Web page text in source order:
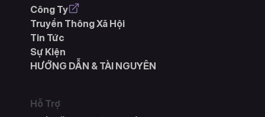
Công Ty
Truyền Thông Xã Hội
Tin Tức
Sự Kiện
HƯỚNG DẪN & TÀI NGUYÊN
Hỗ Trợ